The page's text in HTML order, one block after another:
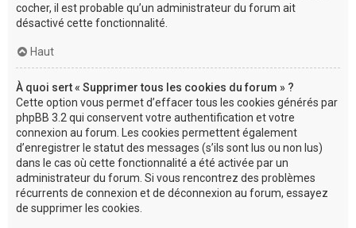
cocher, il est probable qu’un administrateur du forum ait
désactivé cette fonctionnalité.
Haut
À quoi sert « Supprimer tous les cookies du forum » ?
Cette option vous permet d’effacer tous les cookies générés par
phpBB 3.2 qui conservent votre authentification et votre
connexion au forum. Les cookies permettent également
d’enregistrer le statut des messages (s’ils sont lus ou non lus)
dans le cas où cette fonctionnalité a été activée par un
administrateur du forum. Si vous rencontrez des problèmes
récurrents de connexion et de déconnexion au forum, essayez
de supprimer les cookies.